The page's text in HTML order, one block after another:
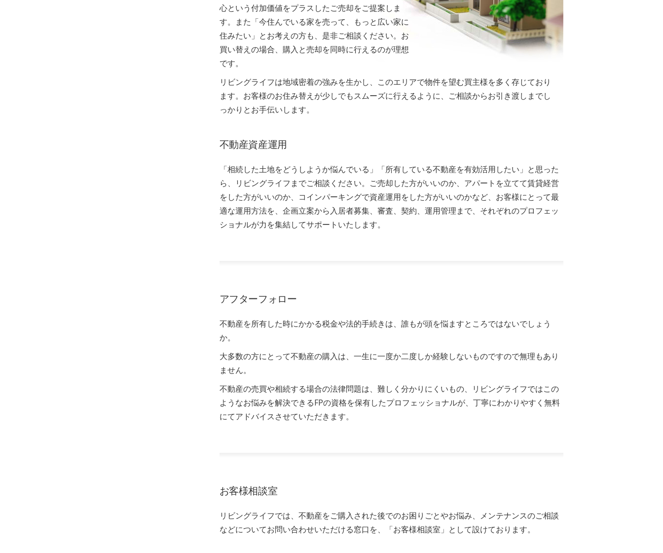
心という付加価値をプラスしたご売却をご提案しま
す。また「今住んでいる家を売って、もっと広い家に
住みたい」とお考えの方も、是非ご相談ください。お
買い替えの場合、購入と売却を同時に行えるのが理想
です。
リビングライフは地域密着の強みを生かし、このエリアで物件を望む買主様を多く存じており
ます。お客様のお住み替えが少しでもスムーズに行えるように、ご相談からお引き渡しまでし
っかりとお手伝いします。
不動産資産運用
「相続した土地をどうしようか悩んでいる」「所有している不動産を有効活用したい」と思った
ら、リビングライフまでご相談ください。ご売却した方がいいのか、アパートを立てて賃貸経営
をした方がいいのか、コインパーキングで資産運用をした方がいいのかなど、お客様にとって最
適な運用方法を、企画立案から入居者募集、審査、契約、運用管理まで、それぞれのプロフェッ
ショナルが力を集結してサポートいたします。
アフターフォロー
不動産を所有した時にかかる税金や法的手続きは、誰もが頭を悩ますところではないでしょう
か。
大多数の方にとって不動産の購入は、一生に一度か二度しか経験しないものですので無理もあり
ません。
不動産の売買や相続する場合の法律問題は、難しく分かりにくいもの、リビングライフではこの
ようなお悩みを解決できるFPの資格を保有したプロフェッショナルが、丁寧にわかりやすく無料
にてアドバイスさせていただきます。
お客様相談室
リビングライフでは、不動産をご購入された後でのお困りごとやお悩み、メンテナンスのご相談
などについてお問い合わせいただける窓口を、「お客様相談室」として設けております。